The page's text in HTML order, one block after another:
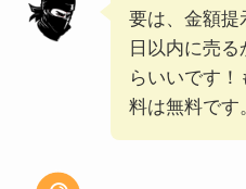
要は、金額提
日以内に売
らいいです
料は無料です